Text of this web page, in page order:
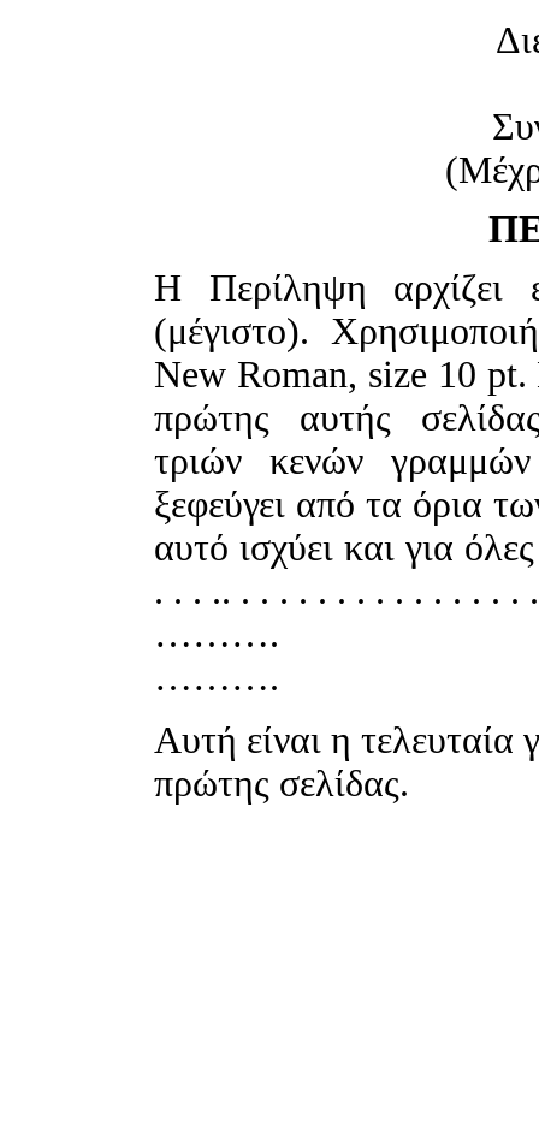
H Περίληψη αρχίζει
(μέγιστο).
New Roman, size 10 pt.
πρώτης αυτής
τριών κενών
ξεφεύγει από τα όρια
αυτό ισχύει και για
. . . .. . . . . . . . . . . . . . . .
……….
……….
Αυτή είναι η
πρώτης σελίδας.